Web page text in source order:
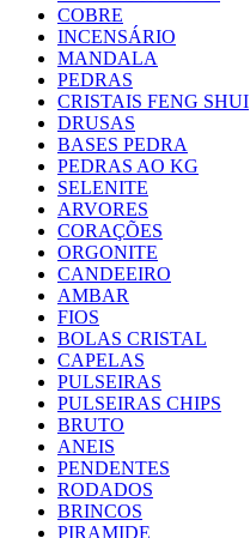
COBRE
INCENSÁRIO
MANDALA
PEDRAS
CRISTAIS FENG SHUI
DRUSAS
BASES PEDRA
PEDRAS AO KG
SELENITE
ARVORES
CORAÇÕES
ORGONITE
CANDEEIRO
AMBAR
FIOS
BOLAS CRISTAL
CAPELAS
PULSEIRAS
PULSEIRAS CHIPS
BRUTO
ANEIS
PENDENTES
RODADOS
BRINCOS
PIRAMIDE